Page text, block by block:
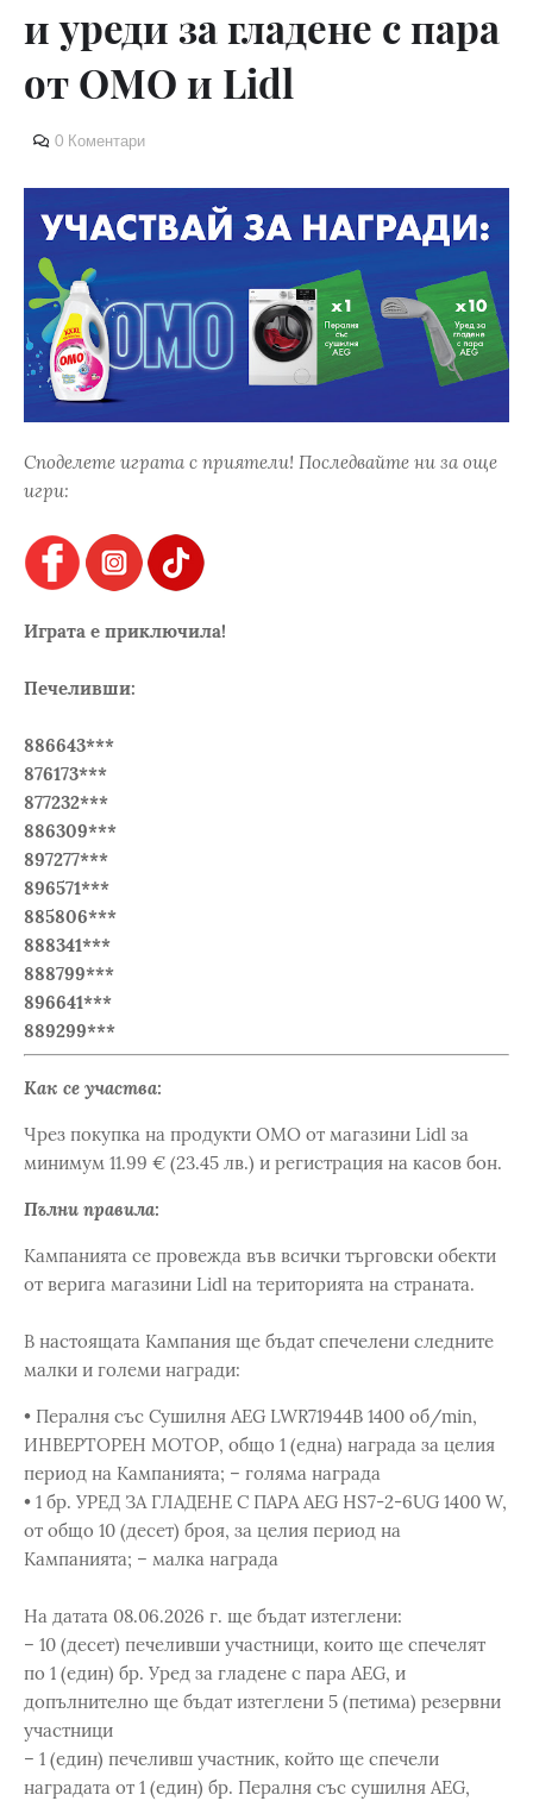
и уреди за гладене с пара
от OMO и Lidl
0 Коментари
Споделете играта с приятели! Последвайте ни за още
игри:
Играта е приключила!
Печеливши:
886643***
876173***
877232***
886309***
897277***
896571***
885806***
888341***
888799***
896641***
889299***
Как се участва:
Чрез покупка на продукти OMO от магазини Lidl за
минимум 11.99 € (23.45 лв.) и регистрация на касов бон.
Пълни правила:
Кампанията се провежда във всички търговски обекти
от верига магазини Lidl на територията на страната.
В настоящата Кампания ще бъдат спечелени следните
малки и големи награди:
• Пералня със Сушилня AEG LWR71944B 1400 об/min,
ИНВЕРТОРЕН МОТОР, общо 1 (една) награда за целия
период на Кампанията; – голяма награда
• 1 бр. УРЕД ЗА ГЛАДЕНЕ С ПАРА AEG HS7-2-6UG 1400 W,
от общо 10 (десет) броя, за целия период на
Кампанията; – малка награда
На датата 08.06.2026 г. ще бъдат изтеглени:
– 10 (десет) печеливши участници, които ще спечелят
по 1 (един) бр. Уред за гладене с пара AEG, и
допълнително ще бъдат изтеглени 5 (петима) резервни
участници
– 1 (един) печеливш участник, който ще спечели
наградата от 1 (един) бр. Пералня със сушилня AEG,